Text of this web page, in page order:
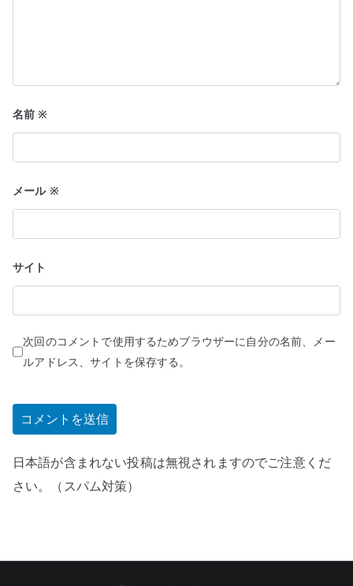
名前※
メール ※
サイト
次回のコメントで使用するためブラウザーに自分の名前、メー
ルアドレス、サイトを保存する。
日本語が含まれない投稿は無視されますのでご注意くだ
さい。（スパム対策）